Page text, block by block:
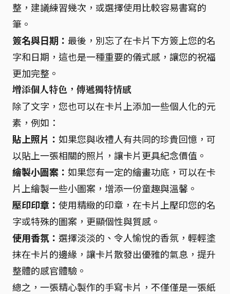
整，建議練習幾次，或選擇使用比較容易書寫的
筆。
簽名與日期： 最後，別忘了在卡片下方簽上您的名
字和日期，這也是一種重要的儀式感，讓您的祝福
更加完整。
增添個人特色，傳遞獨特情感
除了文字，您也可以在卡片上添加一些個人化的元
素，例如：
貼上照片： 如果您與收禮人有共同的珍貴回憶，可
以貼上一張相關的照片，讓卡片更具紀念價值。
繪製小圖案： 如果您有一定的繪畫功底，可以在卡
片上繪製一些小圖案，增添一份童趣與溫馨。
壓印印章： 使用精緻的印章，在卡片上壓印您的名
字或特殊的圖案，更顯個性與質感。
使用香氛： 選擇淡淡的、令人愉悅的香氛，輕輕塗
抹在卡片的邊緣，讓卡片散發出優雅的氣息，提升
整體的感官體驗。
總之，一張精心製作的手寫卡片，不僅僅是一張紙